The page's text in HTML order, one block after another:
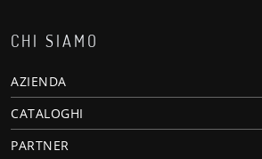
CHI SIAMO
AZIENDA
CATALOGHI
PARTNER